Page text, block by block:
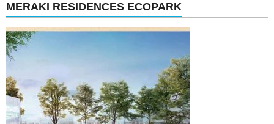
MERAKI RESIDENCES ECOPARK